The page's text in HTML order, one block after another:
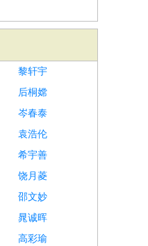
黎轩宇
后桐嫦
岑春泰
袁浩伦
希宇善
饶月菱
邵文妙
晁诚晖
高彩瑜